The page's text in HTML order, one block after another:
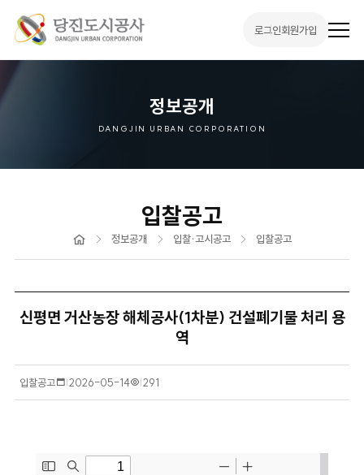
로그인회원가입
전
메
정보공개
DANGJIN URBAN CORPORATION
입찰공고
정보공개 입찰·고시공고 입찰공고
신평면 거산농장 해체공사(1차분) 건설폐기물 처리 용
역
입찰공고
작
2026-05-14
조
291